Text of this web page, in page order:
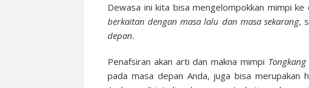
Dewasa ini kita bisa mengelompokkan mimpi
berkaitan dengan masa lalu dan masa sekarang,
depan.
Penafsiran akan arti dan makna mimpi Tongkang
pada masa depan Anda, juga bisa merupakan